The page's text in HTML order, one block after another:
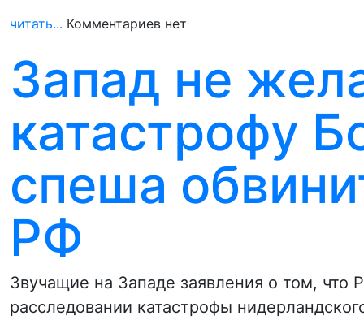
читать... Комментариев нет
Запад не
катастрофу
спеша
РФ
Звучащие на Западе заявления о том, что
расследовании катастрофы